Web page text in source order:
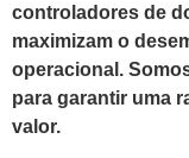
controladores de
maximizam o
operacional.
para garantir uma
valor.